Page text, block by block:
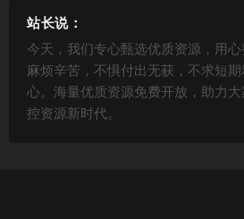
站长说：
今天，我们专心甄选优质资源，用
麻烦辛苦，不惧付出无获，不求短
心。海量优质资源免费开放，助力
控资源新时代。